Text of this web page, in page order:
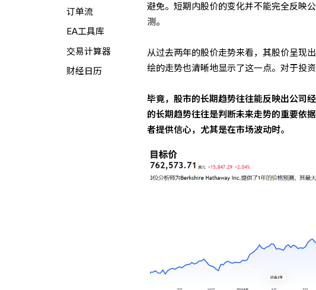
订单流
EA工具库
交易计算器
财经日历
避免。短期内股价的变化并不能完全反映
测。
从过去两年的股价走势来看，其股价呈现
绘的走势也清晰地显示了这一点。对于投
毕竟，股市的长期趋势往往能反映出公司
的长期趋势往往是判断未来走势的重要依
者提供信心，尤其是在市场波动时。